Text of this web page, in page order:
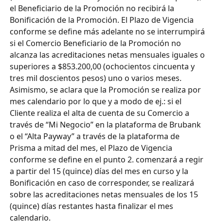
el Beneficiario de la Promoción no recibirá la
Bonificación de la Promoción. El Plazo de Vigencia
conforme se define más adelante no se interrumpirá
si el Comercio Beneficiario de la Promoción no
alcanza las acreditaciones netas mensuales iguales o
superiores a $853.200,00 (ochocientos cincuenta y
tres mil doscientos pesos) uno o varios meses.
Asimismo, se aclara que la Promoción se realiza por
mes calendario por lo que y a modo de ej.: si el
Cliente realiza el alta de cuenta de su Comercio a
través de “Mi Negocio” en la plataforma de Brubank
o el “Alta Payway” a través de la plataforma de
Prisma a mitad del mes, el Plazo de Vigencia
conforme se define en el punto 2. comenzará a regir
a partir del 15 (quince) días del mes en curso y la
Bonificación en caso de corresponder, se realizará
sobre las acreditaciones netas mensuales de los 15
(quince) días restantes hasta finalizar el mes
calendario.